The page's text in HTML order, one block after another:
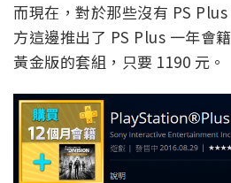
而現在，對於那些沒有 PS
方這邊推出了 PS Plus 一年會
黃金版的套組，只要 1190 元。